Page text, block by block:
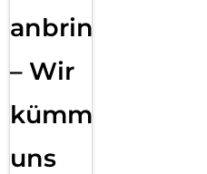
anbringen
– Wir
kümmern
uns